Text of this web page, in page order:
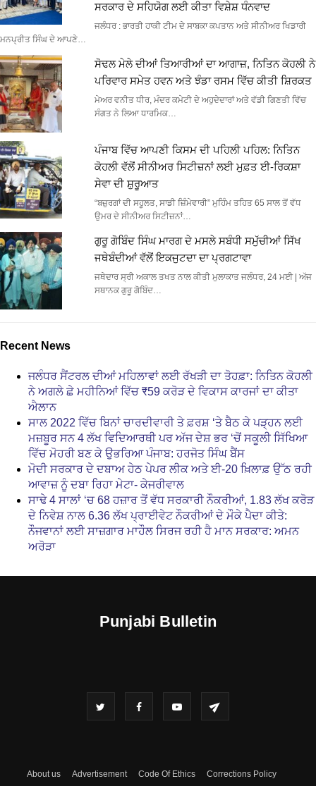
ਸਰਕਾਰ ਦੇ ਸਹਿਯੋਗ ਲਈ ਕੀਤਾ ਵਿਸ਼ੇਸ਼ ਧੰਨਵਾਦ
ਜਲੰਧਰ : ਭਾਰਤੀ ਹਾਕੀ ਟੀਮ ਦੇ ਸਾਬਕਾ ਕਪਤਾਨ ਅਤੇ ਸੀਨੀਅਰ ਖਿਡਾਰੀ
ਮਨਪ੍ਰੀਤ ਸਿੰਘ ਦੇ ਆਪਣੇ…
ਸੋਢਲ ਮੇਲੇ ਦੀਆਂ ਤਿਆਰੀਆਂ ਦਾ ਆਗਾਜ਼, ਨਿਤਿਨ ਕੋਹਲੀ ਨੇ
ਪਰਿਵਾਰ ਸਮੇਤ ਹਵਨ ਅਤੇ ਝੰਡਾ ਰਸਮ ਵਿੱਚ ਕੀਤੀ ਸ਼ਿਰਕਤ
ਮੇਅਰ ਵਨੀਤ ਧੀਰ, ਮੰਦਰ ਕਮੇਟੀ ਦੇ ਅਹੁਦੇਦਾਰਾਂ ਅਤੇ ਵੱਡੀ ਗਿਣਤੀ ਵਿੱਚ
ਸੰਗਤ ਨੇ ਲਿਆ ਧਾਰਮਿਕ…
ਪੰਜਾਬ ਵਿੱਚ ਆਪਣੀ ਕਿਸਮ ਦੀ ਪਹਿਲੀ ਪਹਿਲ: ਨਿਤਿਨ
ਕੋਹਲੀ ਵੱਲੋਂ ਸੀਨੀਅਰ ਸਿਟੀਜ਼ਨਾਂ ਲਈ ਮੁਫ਼ਤ ਈ-ਰਿਕਸ਼ਾ
ਸੇਵਾ ਦੀ ਸ਼ੁਰੂਆਤ
“ਬਜ਼ੁਰਗਾਂ ਦੀ ਸਹੂਲਤ, ਸਾਡੀ ਜ਼ਿੰਮੇਵਾਰੀ” ਮੁਹਿੰਮ ਤਹਿਤ 65 ਸਾਲ ਤੋਂ ਵੱਧ
ਉਮਰ ਦੇ ਸੀਨੀਅਰ ਸਿਟੀਜ਼ਨਾਂ…
ਗੁਰੂ ਗੋਬਿੰਦ ਸਿੰਘ ਮਾਰਗ ਦੇ ਮਸਲੇ ਸਬੰਧੀ ਸਮੁੱਚੀਆਂ ਸਿੱਖ
ਜਥੇਬੰਦੀਆਂ ਵੱਲੋਂ ਇਕਜੁਟਦਾ ਦਾ ਪ੍ਰਗਟਾਵਾ
ਜਥੇਦਾਰ ਸ੍ਰੀ ਅਕਾਲ ਤਖਤ ਨਾਲ ਕੀਤੀ ਮੁਲਾਕਾਤ ਜਲੰਧਰ, 24 ਮਈ | ਅੱਜ
ਸਥਾਨਕ ਗੁਰੂ ਗੋਬਿੰਦ…
Recent News
ਜਲੰਧਰ ਸੈਂਟਰਲ ਦੀਆਂ ਮਹਿਲਾਵਾਂ ਲਈ ਰੱਖੜੀ ਦਾ ਤੋਹਫ਼ਾ: ਨਿਤਿਨ ਕੋਹਲੀ
ਨੇ ਅਗਲੇ ਛੇ ਮਹੀਨਿਆਂ ਵਿੱਚ ₹59 ਕਰੋੜ ਦੇ ਵਿਕਾਸ ਕਾਰਜਾਂ ਦਾ ਕੀਤਾ
ਐਲਾਨ
ਸਾਲ 2022 ਵਿੱਚ ਬਿਨਾਂ ਚਾਰਦੀਵਾਰੀ ਤੇ ਫ਼ਰਸ਼ ‘ਤੇ ਬੈਠ ਕੇ ਪੜ੍ਹਨ ਲਈ
ਮਜ਼ਬੂਰ ਸਨ 4 ਲੱਖ ਵਿਦਿਆਰਥੀ ਪਰ ਅੱਜ ਦੇਸ਼ ਭਰ ‘ਚੋਂ ਸਕੂਲੀ ਸਿੱਖਿਆ
ਵਿੱਚ ਮੋਹਰੀ ਬਣ ਕੇ ਉਭਰਿਆ ਪੰਜਾਬ: ਹਰਜੋਤ ਸਿੰਘ ਬੈਂਸ
ਮੋਦੀ ਸਰਕਾਰ ਦੇ ਦਬਾਅ ਹੇਠ ਪੇਪਰ ਲੀਕ ਅਤੇ ਈ-20 ਖ਼ਿਲਾਫ਼ ਉੱਠ ਰਹੀ
ਆਵਾਜ਼ ਨੂੰ ਦਬਾ ਰਿਹਾ ਮੇਟਾ- ਕੇਜਰੀਵਾਲ
ਸਾਢੇ 4 ਸਾਲਾਂ ‘ਚ 68 ਹਜ਼ਾਰ ਤੋਂ ਵੱਧ ਸਰਕਾਰੀ ਨੌਕਰੀਆਂ, 1.83 ਲੱਖ ਕਰੋੜ
ਦੇ ਨਿਵੇਸ਼ ਨਾਲ 6.36 ਲੱਖ ਪ੍ਰਾਈਵੇਟ ਨੌਕਰੀਆਂ ਦੇ ਮੌਕੇ ਪੈਦਾ ਕੀਤੇ:
ਨੌਜਵਾਨਾਂ ਲਈ ਸਾਜ਼ਗਾਰ ਮਾਹੌਲ ਸਿਰਜ ਰਹੀ ਹੈ ਮਾਨ ਸਰਕਾਰ: ਅਮਨ
ਅਰੋੜਾ
Punjabi Bulletin
About us Advertisement Code Of Ethics Corrections Policy